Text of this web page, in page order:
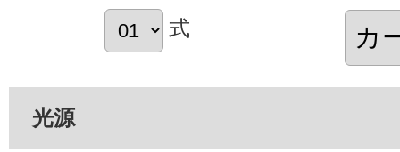
式
光源